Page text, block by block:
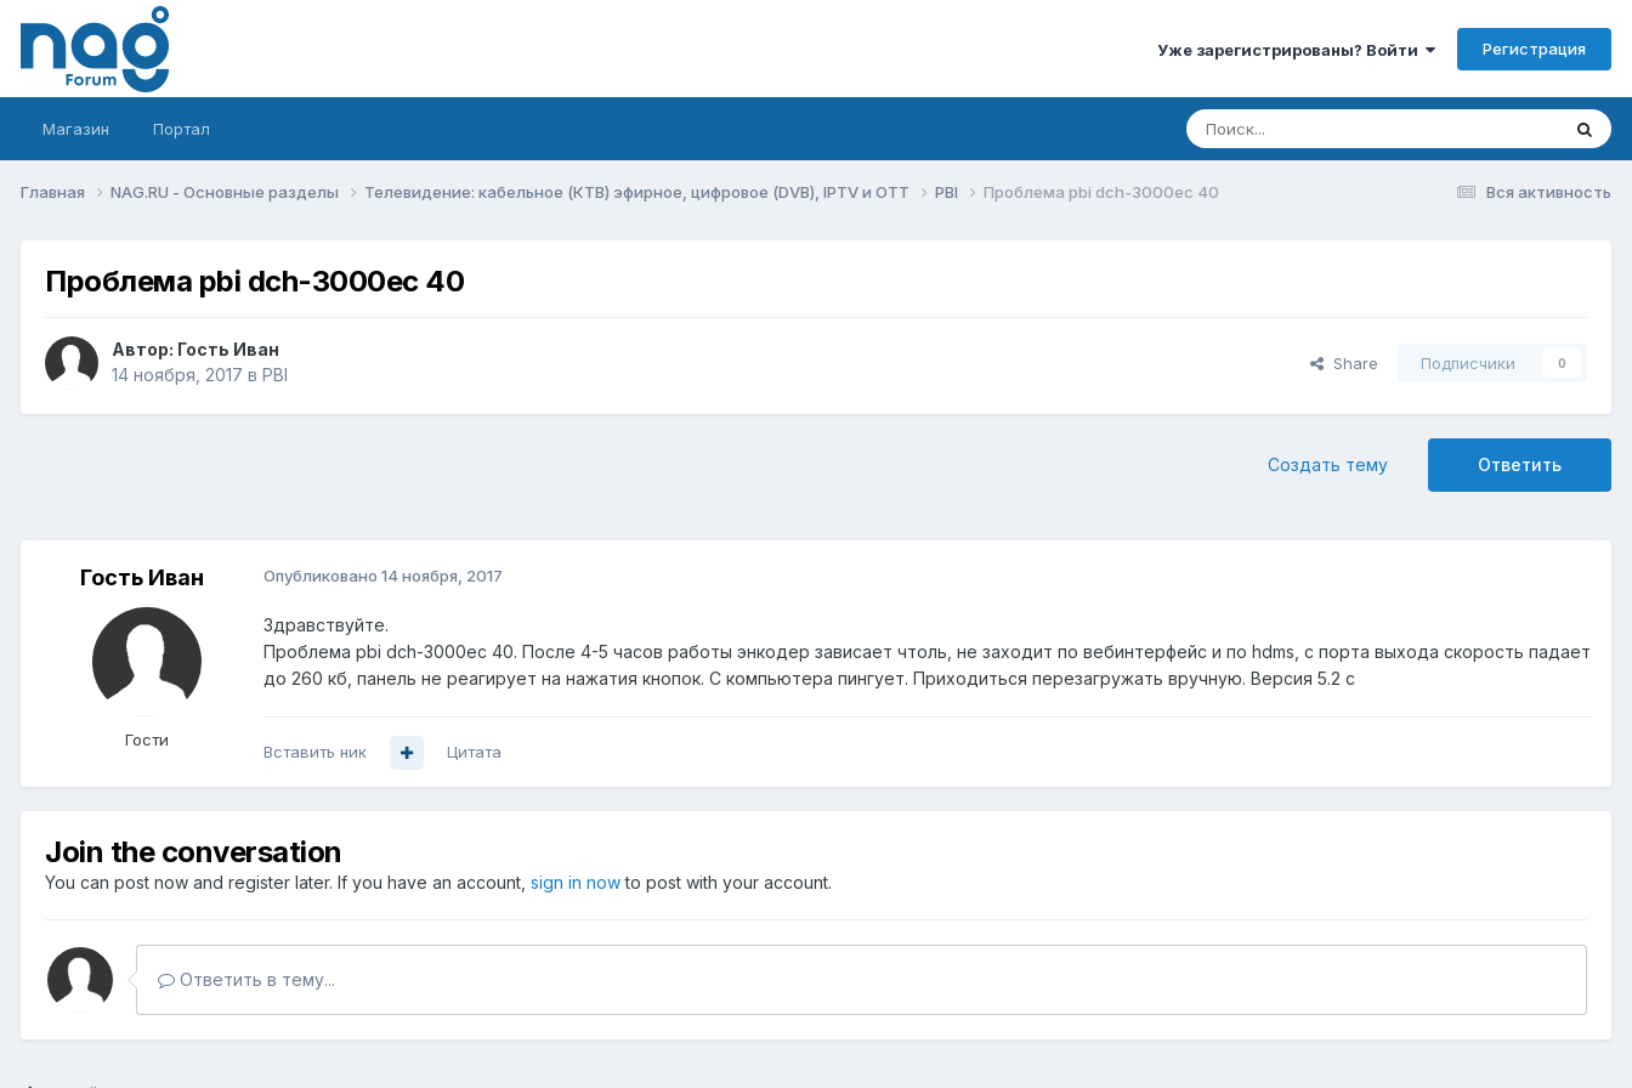
Уже зарегистрированы? Войти Регистрация
Магазин Портал
Вся активность
Главная NAG.RU - Основные разделы Телевидение: кабельное (КТВ) эфирное, цифровое (DVB), IPTV и OTT PBI Проблема pbi dch-3000ec 40
Проблема pbi dch-3000ec 40
Автор: Гость Иван
14 ноября, 2017 в PBI
Share Подписчики 0
Ответить
Создать тему
Гость Иван
Гости
Опубликовано 14 ноября, 2017
Здравствуйте.
Проблема pbi dch-3000ec 40. После 4-5 часов работы энкодер зависает чтоль, не заходит по вебинтерфейс и по hdms, с порта выхода скорость падает
до 260 кб, панель не реагирует на нажатия кнопок. С компьютера пингует. Приходиться перезагружать вручную. Версия 5.2 с
Вставить ник Цитата
Join the conversation
You can post now and register later. If you have an account, sign in nowto post with your account.
Ответить в тему...